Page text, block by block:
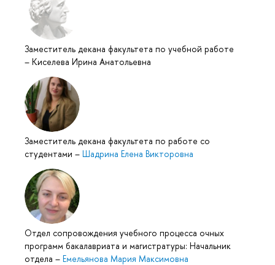
Заместитель декана факультета по учебной работе
– Киселева Ирина Анатольевна
Заместитель декана факультета по работе со
студентами – Шадрина Елена Викторовна
Отдел сопровождения учебного процесса очных
программ бакалавриата и магистратуры: Начальник
отдела – Емельянова Мария Максимовна